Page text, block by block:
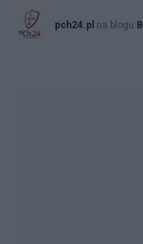
pch24.pl na blogu